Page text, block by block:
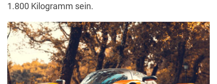
1.800 Kilogramm sein.